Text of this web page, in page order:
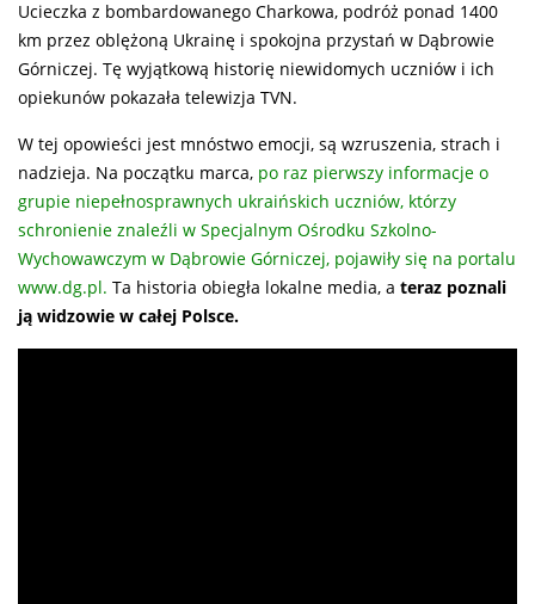
Ucieczka z bombardowanego Charkowa, podróż ponad 1400
km przez oblężoną Ukrainę i spokojna przystań w Dąbrowie
Górniczej. Tę wyjątkową historię niewidomych uczniów i ich
opiekunów pokazała telewizja TVN.
W tej opowieści jest mnóstwo emocji, są wzruszenia, strach i
nadzieja. Na początku marca, po raz pierwszy informacje o
grupie niepełnosprawnych ukraińskich uczniów, którzy
schronienie znaleźli w Specjalnym Ośrodku Szkolno-
Wychowawczym w Dąbrowie Górniczej, pojawiły się na portalu
www.dg.pl. Ta historia obiegła lokalne media, a teraz poznali
ją widzowie w całej Polsce.